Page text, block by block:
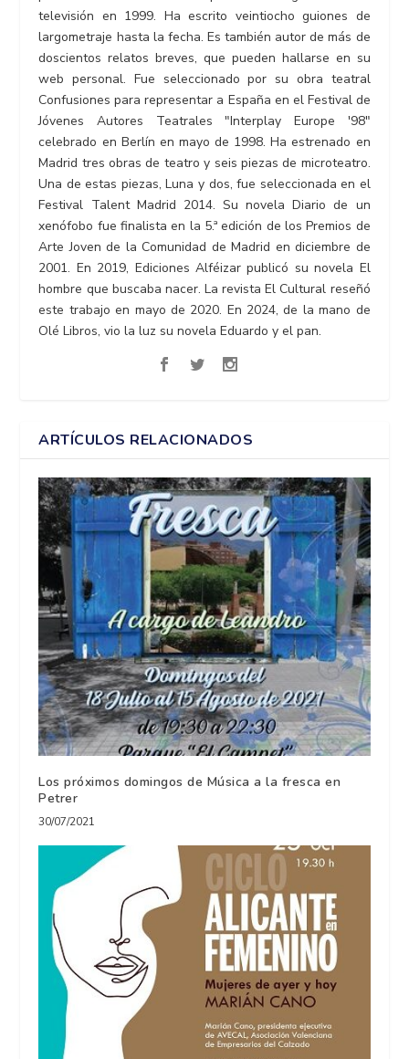
televisión en 1999. Ha escrito veintiocho guiones de
largometraje hasta la fecha. Es también autor de más de
doscientos relatos breves, que pueden hallarse en su
web personal. Fue seleccionado por su obra teatral
Confusiones para representar a España en el Festival de
Jóvenes Autores Teatrales "Interplay Europe '98"
celebrado en Berlín en mayo de 1998. Ha estrenado en
Madrid tres obras de teatro y seis piezas de microteatro.
Una de estas piezas, Luna y dos, fue seleccionada en el
Festival Talent Madrid 2014. Su novela Diario de un
xenófobo fue finalista en la 5.ª edición de los Premios de
Arte Joven de la Comunidad de Madrid en diciembre de
2001. En 2019, Ediciones Alféizar publicó su novela El
hombre que buscaba nacer. La revista El Cultural reseñó
este trabajo en mayo de 2020. En 2024, de la mano de
Olé Libros, vio la luz su novela Eduardo y el pan.
ARTÍCULOS RELACIONADOS
Los próximos domingos de Música a la fresca en
Petrer
30/07/2021